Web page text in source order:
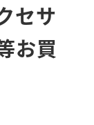
セサ
お買